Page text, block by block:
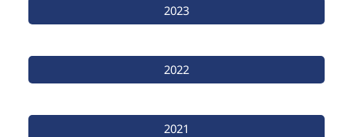
2023
2022
2021